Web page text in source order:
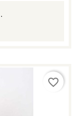
favorite_border